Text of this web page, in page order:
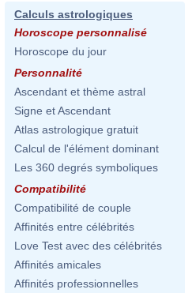
Calculs astrologiques
Horoscope personnalisé
Horoscope du jour
Personnalité
Ascendant et thème astral
Signe et Ascendant
Atlas astrologique gratuit
Calcul de l'élément dominant
Les 360 degrés symboliques
Compatibilité
Compatibilité de couple
Affinités entre célébrités
Love Test avec des célébrités
Affinités amicales
Affinités professionnelles